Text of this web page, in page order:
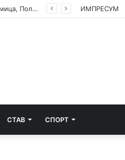
УХМР со најнова прогноза: Најави нестабилно со дожд и грмежи во Куманово, Струмица, Полог и на југот од земјава ИМПРЕСУМ
СТАВ СПОРТ